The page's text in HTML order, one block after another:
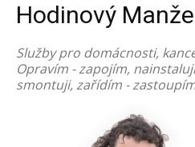
Hodinový
Služby pro domácnosti,
Opravím - zapojím,
smontuji, zařídím -